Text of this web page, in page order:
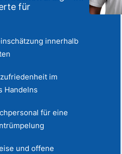
für
innerhalb
im
Handelns
für eine
und offene